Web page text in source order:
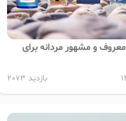
عطر معروف و مشهور مردانه برای
بازدید 2073